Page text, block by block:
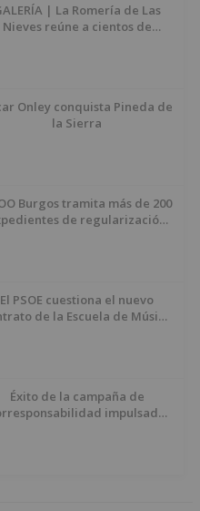
| La Romería de Las
Nieves reúne a cientos de
Onley conquista Pineda de
la Sierra
Burgos tramita más de 200
de regularización
El PSOE cuestiona el nuevo
de la Escuela de Música
Éxito de la campaña de
impulsada